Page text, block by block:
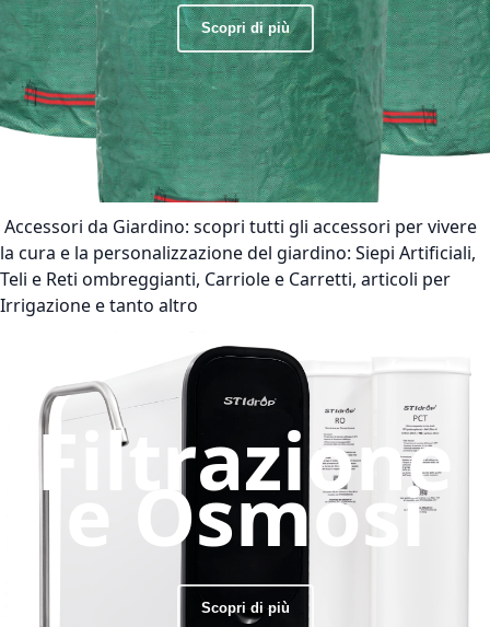
Scopri di più
Accessori da Giardino: scopri tutti gli accessori per vivere
la cura e la personalizzazione del giardino: Siepi Artificiali,
Teli e Reti ombreggianti, Carriole e Carretti, articoli per
Irrigazione e tanto altro
Filtrazione
e Osmosi
Scopri di più